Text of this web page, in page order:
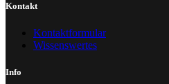
Kontakt
Kontaktformular
Wissenswertes
Info